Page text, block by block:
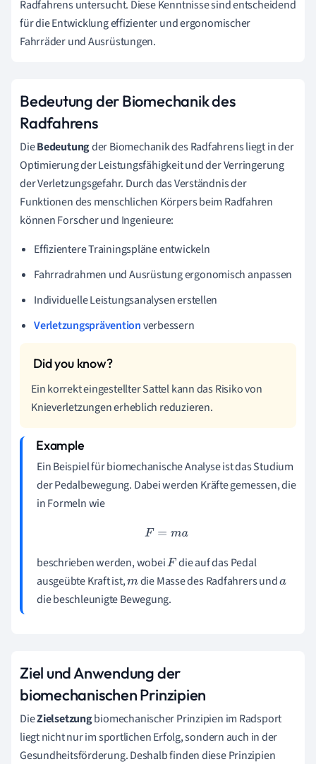
Radfahrens untersucht. Diese Kenntnisse sind entscheidend
für die Entwicklung effizienter und ergonomischer
Fahrräder und Ausrüstungen.
Bedeutung der Biomechanik des
Radfahrens
DieBedeutungder Biomechanik des Radfahrens liegt in der
Optimierung der Leistungsfähigkeit und der Verringerung
der Verletzungsgefahr. Durch das Verständnis der
Funktionen des menschlichen Körpers beim Radfahren
können Forscher und Ingenieure:
Effizientere Trainingspläne entwickeln
Fahrradrahmen und Ausrüstung ergonomisch anpassen
Individuelle Leistungsanalysen erstellen
Verletzungspräventionverbessern
Ein korrekt eingestellter Sattel kann das Risiko von
Knieverletzungen erheblich reduzieren.
Ein Beispiel für biomechanische Analyse ist das Studium
der Pedalbewegung. Dabei werden Kräfte gemessen, die
in Formeln wie
F=ma
beschrieben werden, wobeiF die auf das Pedal
ausgeübte Kraft ist,mdie Masse des Radfahrers unda
die beschleunigte Bewegung.
Ziel und Anwendung der
biomechanischen Prinzipien
DieZielsetzungbiomechanischer Prinzipien im Radsport
liegt nicht nur im sportlichen Erfolg, sondern auch in der
Gesundheitsförderung. Deshalb finden diese Prinzipien